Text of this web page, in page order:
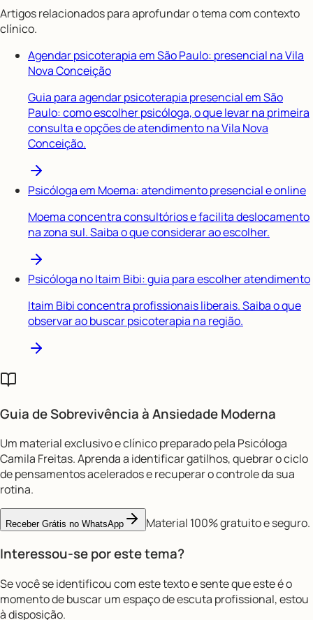
Artigos relacionados para aprofundar o tema com contexto
clínico.
Agendar psicoterapia em São Paulo: presencial na Vila
Nova Conceição
Guia para agendar psicoterapia presencial em São
Paulo: como escolher psicóloga, o que levar na primeira
consulta e opções de atendimento na Vila Nova
Conceição.
Psicóloga em Moema: atendimento presencial e online
Moema concentra consultórios e facilita deslocamento
na zona sul. Saiba o que considerar ao escolher.
Psicóloga no Itaim Bibi: guia para escolher atendimento
Itaim Bibi concentra profissionais liberais. Saiba o que
observar ao buscar psicoterapia na região.
Guia de Sobrevivência àAnsiedade Moderna
Um material exclusivo e clínico preparado pela Psicóloga
Camila Freitas. Aprenda a identificar gatilhos, quebrar o ciclo
de pensamentos acelerados e recuperar o controle da sua
rotina.
Receber Grátis no WhatsApp Material 100% gratuito e seguro.
Interessou-se por este tema?
Se você se identificou com este texto e sente que este é o
momento de buscar um espaço de escuta profissional, estou
à disposição.